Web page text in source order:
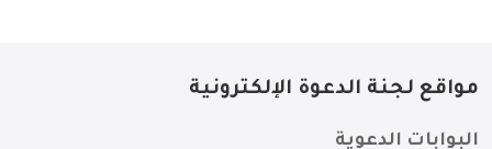
مواقع لجنة الدعوة الإلكترونية
البوابات الدعوية